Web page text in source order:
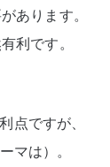
あります。
利です。
点ですが、
マは）。